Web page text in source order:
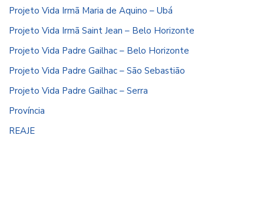
Projeto Vida Irmã Maria de Aquino – Ubá
Projeto Vida Irmã Saint Jean – Belo Horizonte
Projeto Vida Padre Gailhac – Belo Horizonte
Projeto Vida Padre Gailhac – São Sebastião
Projeto Vida Padre Gailhac – Serra
Província
REAJE